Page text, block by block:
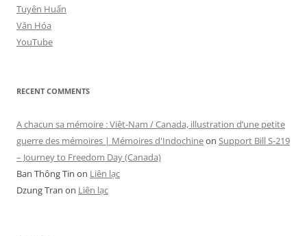
Tuyên Huấn
Văn Hóa
YouTube
RECENT COMMENTS
A chacun sa mémoire : Viêt-Nam / Canada, illustration d’une petite
guerre des mémoires | Mémoires d'Indochineon Support Bill S-219
– Journey to Freedom Day (Canada)
Ban Thông Tin on Liên lạc
Dzung Tran on Liên lạc